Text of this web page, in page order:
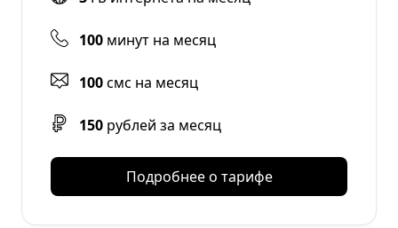
100 минут на месяц
100смс на месяц
150 рублей за месяц
Подробнее о тарифе